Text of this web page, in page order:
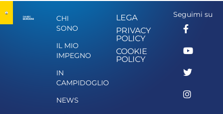
CHI
SONO
IL MIO
IMPEGNO
IN
CAMPIDOGLIO
NEWS
LEGA
PRIVACY
POLICY
COOKIE
POLICY
Seguimi su